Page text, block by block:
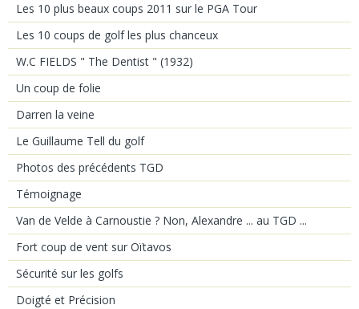
Les 10 plus beaux coups 2011 sur le PGA Tour
Les 10 coups de golf les plus chanceux
W.C FIELDS " The Dentist " (1932)
Un coup de folie
Darren la veine
Le Guillaume Tell du golf
Photos des précédents TGD
Témoignage
Van de Velde à Carnoustie ? Non, Alexandre ... au TGD ...
Fort coup de vent sur Oïtavos
Sécurité sur les golfs
Doigté et Précision